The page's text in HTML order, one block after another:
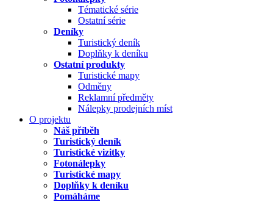
Tématické série
Ostatní série
Deníky
Turistický deník
Doplňky k deníku
Ostatní produkty
Turistické mapy
Odměny
Reklamní předměty
Nálepky prodejních míst
O projektu
Náš příběh
Turistický deník
Turistické vizitky
Fotonálepky
Turistické mapy
Doplňky k deníku
Pomáháme